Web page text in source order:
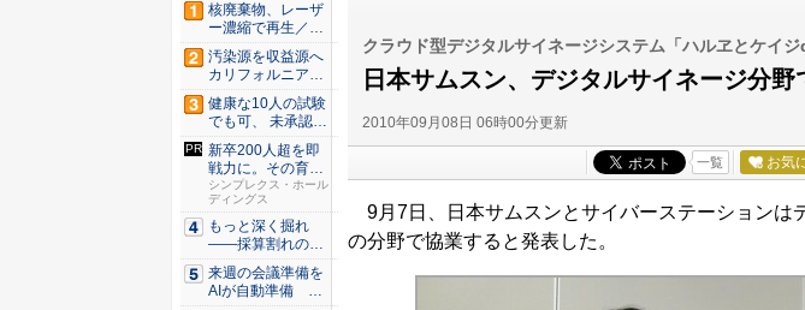
クラウド型デジタルサイネージシステム「ハルヱとケイジ
日本サムスン、デジタルサイネージ分野
2010年09月08日 06時00分更新
一覧 お気
9月7日、日本サムスンとサイバーステーションは
の分野で協業すると発表した。
核廃棄物、レーザ
ー濃縮で再生／ブ
タ腎臓、...
汚染源を収益源へ
カリフォルニア酪
農が頼...
健康な10人の試験
でも可、 未承認薬
の「...
新卒200人超を即
戦力に。その育成
設計と...
シンプレクス・ホール
ディングス
もっと深く掘れ
——採算割れの地
熱発電所を...
来週の会議準備を
AIが自動準備